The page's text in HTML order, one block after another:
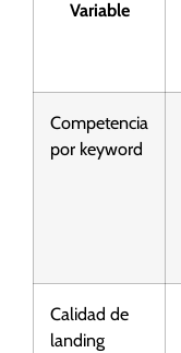
Variable
Competencia
por keyword
Calidad de
landing